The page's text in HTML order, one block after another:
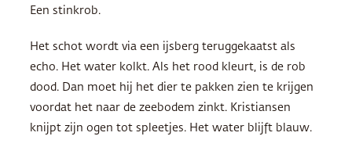
Een stinkrob.
Het schot wordt via een ijsberg teruggekaatst als
echo. Het water kolkt. Als het rood kleurt, is de rob
dood. Dan moet hij het dier te pakken zien te krijgen
voordat het naar de zeebodem zinkt. Kristiansen
knijpt zijn ogen tot spleetjes. Het water blijft blauw.